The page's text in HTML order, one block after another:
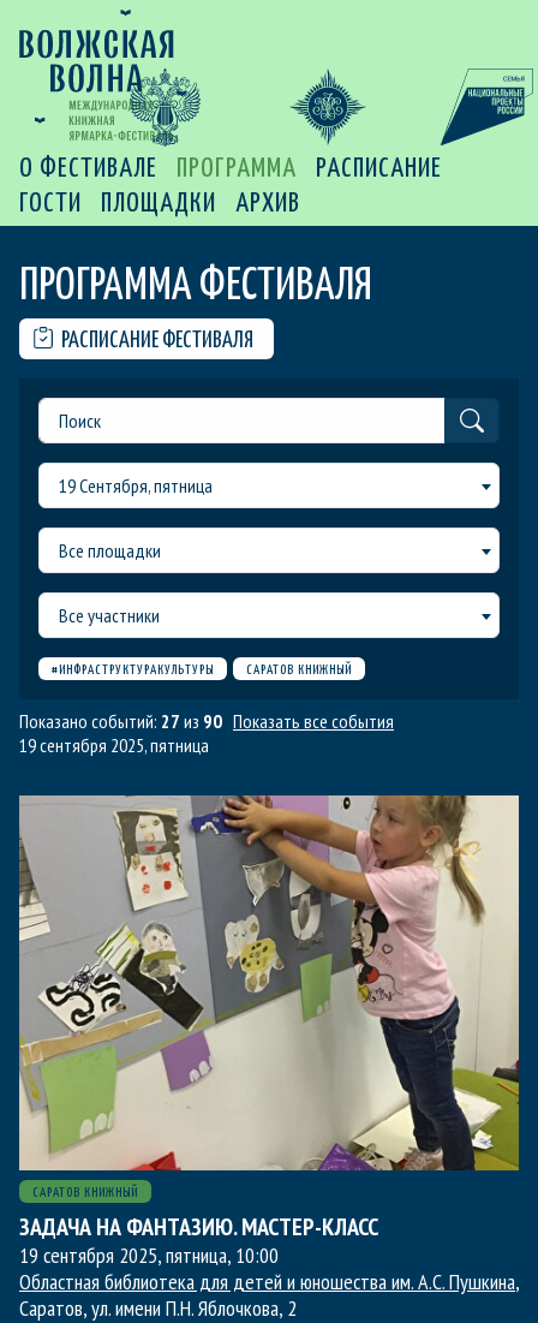
О ФЕСТИВАЛЕ ПРОГРАММА
РАСПИСАНИЕ
ГОСТИ
ПЛОЩАДКИ АРХИВ
ПРОГРАММА ФЕСТИВАЛЯ
РАСПИСАНИЕ ФЕСТИВАЛЯ
19 Сентября, пятница
Все площадки
Все участники
#ИНФРАСТРУКТУРАКУЛЬТУРЫ САРАТОВ КНИЖНЫЙ
Показано событий: 27 из 90 Показать все события
19 сентября 2025, пятница
САРАТОВ КНИЖНЫЙ
ЗАДАЧА НА ФАНТАЗИЮ. МАСТЕР-КЛАСС
19 сентября 2025, пятница, 10:00
Областная библиотека для детей и юношества им. А.С. Пушкина,
Саратов, ул. имени П.Н. Яблочкова, 2